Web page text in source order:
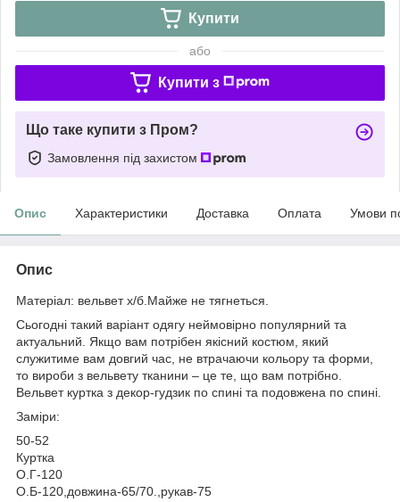
Купити
або
Купити з
Що таке купити з Пром?
Замовлення під захистом
Опис Характеристики Доставка Оплата Умови
Опис
Матеріал: вельвет х/б.Майже не тягнеться.
Сьогодні такий варіант одягу неймовірно популярний та
актуальний. Якщо вам потрібен якісний костюм, який
служитиме вам довгий час, не втрачаючи кольору та форми,
то вироби з вельвету тканини – це те, що вам потрібно.
Вельвет куртка з декор-гудзик по спині та подовжена по спині.
Заміри:
50-52
Куртка
О.Г-120
О.Б-120,довжина-65/70.,рукав-75